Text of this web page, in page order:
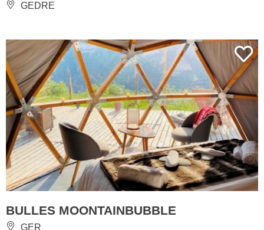
GEDRE
BULLES MOONTAINBUBBLE
GER